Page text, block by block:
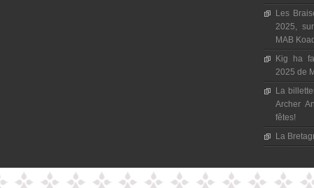
Les
2025,
MAB
Kig ha
2025 de
La
Archer
fêtes!
La